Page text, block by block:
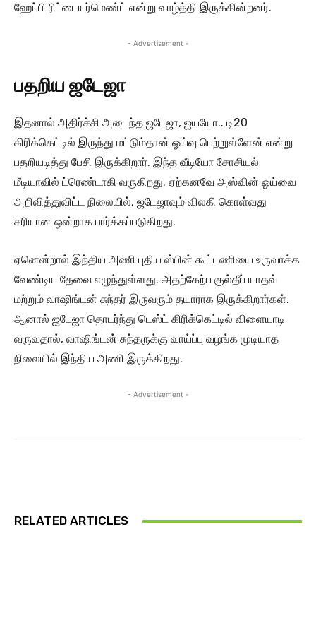
ஹேப்பி ரிட்டையர்மெண்ட் என்று வாழ்த்தி இருக்கின்றனர்.
- Advertisement -
பதறிய ஜடேஜா
இதனால் அதிர்ச்சி அடைந்த ஜடேஜா, ஐயயோ.. டி20
கிரிக்கெட்டில் இருந்து மட்டும்தான் ஓய்வு பெற்றுள்ளேன் என்று
பதறியடித்து பேசி இருக்கிறார். இந்த வீடியோ சோசியல்
மீடியாவில் ட்ரெண்டாகி வருகிறது. ஏற்கனவே அஸ்வின் ஓய்வை
அறிவித்துவிட்ட நிலையில், ஜடேஜாவும் விலகி கொள்வது
சரியான ஒன்றாக பார்க்கப்படுகிறது.
ஏனென்றால் இந்திய அணி புதிய ஸ்பின் கூட்டணியை உருவாக்க
வேண்டிய தேவை எழுந்துள்ளது. அதற்கேற்ப குல்தீப் யாதவ்
மற்றும் வாஷிங்டன் சுந்தர் இருவரும் தயாராக இருக்கிறார்கள்.
ஆனால் ஜடேஜா தொடர்ந்து டெஸ்ட் கிரிக்கெட்டில் விளையாடி
வருவதால், வாஷிங்டன் சுந்தருக்கு வாய்ப்பு வழங்க முடியாத
நிலையில் இந்திய அணி இருக்கிறது.
- Advertisement -
RELATED ARTICLES